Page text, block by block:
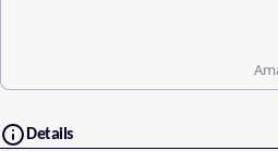
Details